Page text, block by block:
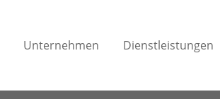
Unternehmen Dienstleistungen